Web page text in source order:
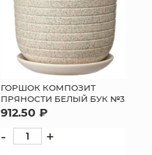
ГОРШОК КОМПОЗИТ
ПРЯНОСТИ БЕЛЫЙ БУК №3
912.50 ₽
- +